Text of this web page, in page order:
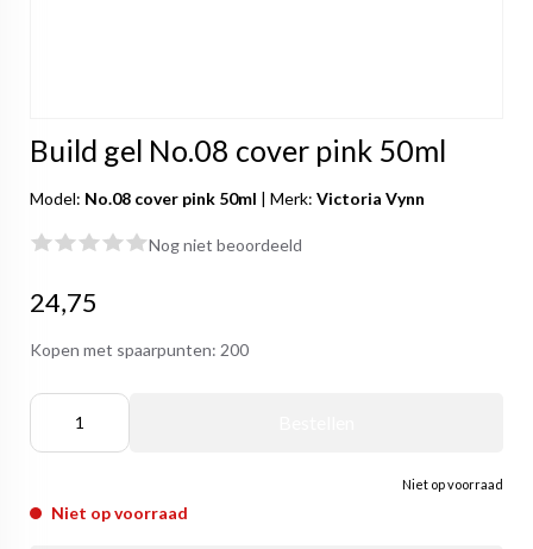
Build gel No.08 cover pink 50ml
Model: No.08 cover pink 50ml | Merk: Victoria Vynn
Nog niet beoordeeld
24,75
Kopen met spaarpunten: 200
Niet op voorraad
Niet op voorraad